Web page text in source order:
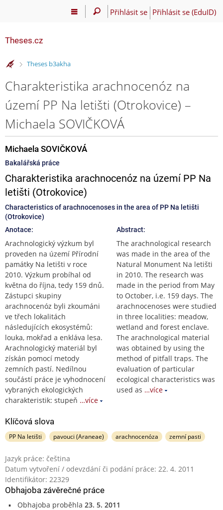
Přihlásit se Přihlásit se (EduID)
Theses.cz
>
Theses b3akha
Charakteristika arachnocenóz na
území PP Na letišti (Otrokovice) –
Michaela SOVIČKOVÁ
Michaela SOVIČKOVÁ
Bakalářská práce
Charakteristika arachnocenóz na území PP Na
letišti (Otrokovice)
Characteristics of arachnocenoses in the area of PP Na letišti
(Otrokovice)
Anotace:
Arachnologický výzkum byl
proveden na území Přírodní
památky Na letišti v roce
2010. Výzkum probíhal od
května do října, tedy 159 dnů.
Zástupci skupiny
arachnocenóz byli zkoumáni
ve třech lokalitách
následujících ekosystémů:
louka, mokřad a enkláva lesa.
Arachnologický materiál byl
získán pomocí metody
zemních pastí. Nedílnou
součástí práce je vyhodnocení
vybraných ekologických
charakteristik: stupeň …více
Abstract:
The arachnological research
was made in the area of the
Natural Monument Na letišti
in 2010. The research was
made in the period from May
to October, i.e. 159 days. The
arachnocenoses were studied
in three localities: meadow,
wetland and forest enclave.
The arachnological material
was obtained by using the
method of pitfall traps. The
evaluation of particular
ecological characteristics was
used as …více
Klíčová slova
PP Na letišti pavouci (Araneae) arachnocenóza zemní pasti
Jazyk práce: čeština
Datum vytvoření / odevzdání či podání práce: 22. 4. 2011
Identifikátor: 22329
Obhajoba závěrečné práce
Obhajoba proběhla 23. 5. 2011